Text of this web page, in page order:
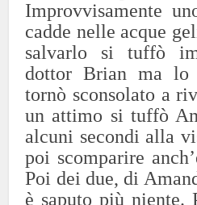
Improvvisamente
cadde nelle acque
salvarlo si tuffò
dottor Brian ma
tornò sconsolato a
un attimo si tuffò
alcuni secondi alla
poi scomparire
Poi dei due, di
è saputo più niente.